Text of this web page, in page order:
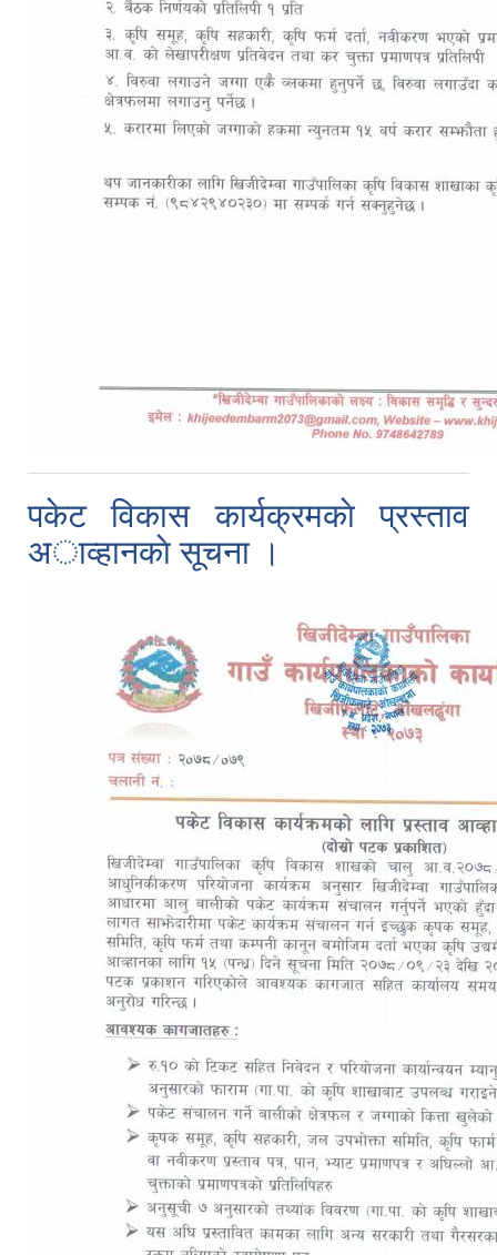
पकेट विकास कार्यक्रमकाे प्रस्ताव
अाव्हानकाे सूचना ।